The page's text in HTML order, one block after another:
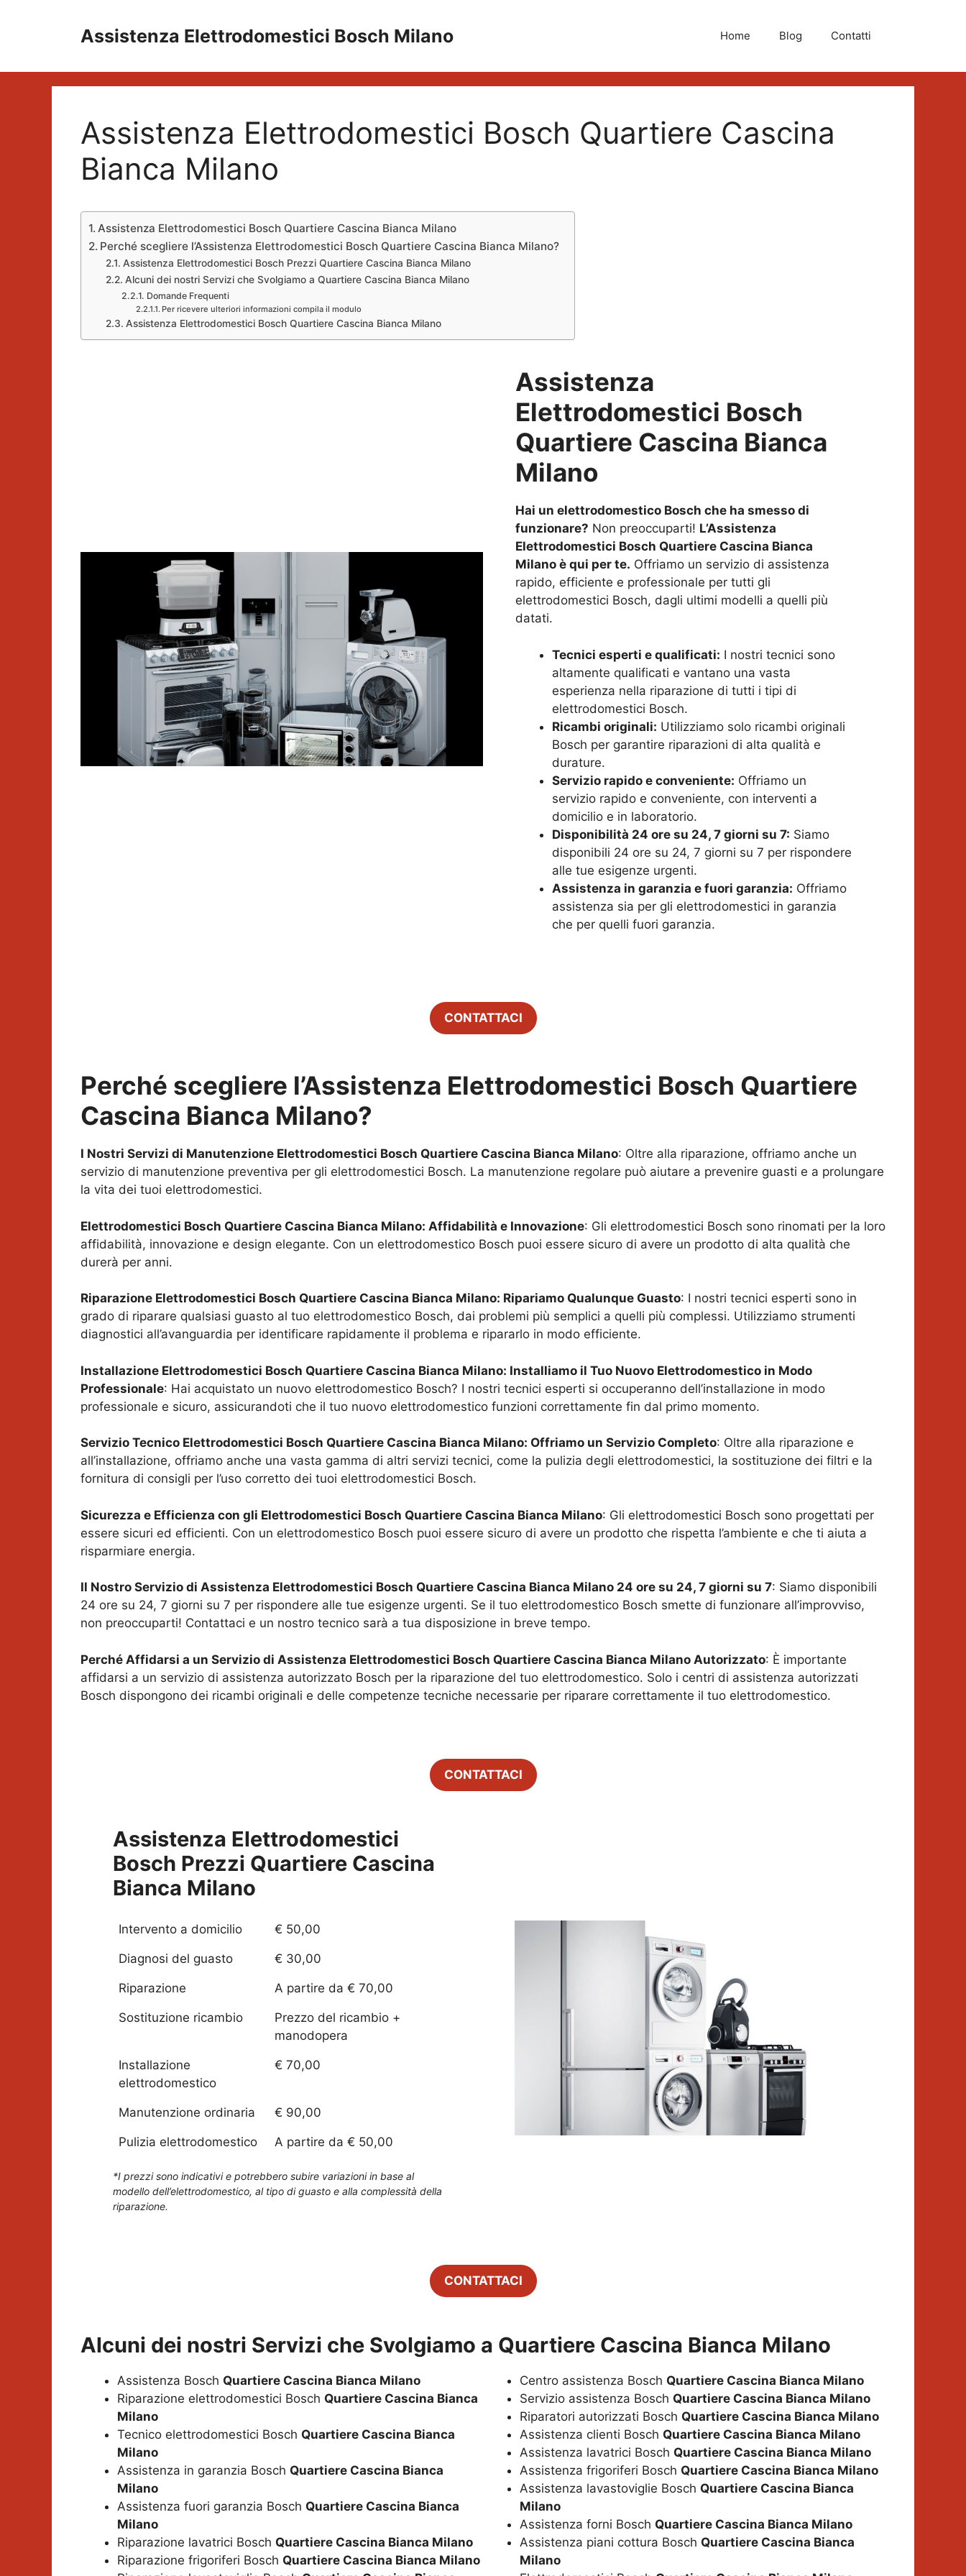
Assistenza Elettrodomestici Bosch Milano Home Blog Contatti
Assistenza Elettrodomestici Bosch Quartiere Cascina
Bianca Milano
Assistenza Elettrodomestici Bosch Quartiere Cascina Bianca Milano
Perché scegliere l’Assistenza Elettrodomestici Bosch Quartiere Cascina Bianca Milano?
Assistenza Elettrodomestici Bosch Prezzi Quartiere Cascina Bianca Milano
Alcuni dei nostri Servizi che Svolgiamo a Quartiere Cascina Bianca Milano
Domande Frequenti
Per ricevere ulteriori informazioni compila il modulo
Assistenza Elettrodomestici Bosch Quartiere Cascina Bianca Milano
Assistenza
Elettrodomestici Bosch
Quartiere Cascina Bianca
Milano
Hai un elettrodomestico Bosch che ha smesso di
funzionare? Non preoccuparti! L’Assistenza
Elettrodomestici Bosch Quartiere Cascina Bianca
Milano è qui per te. Offriamo un servizio di assistenza
rapido, efficiente e professionale per tutti gli
elettrodomestici Bosch, dagli ultimi modelli a quelli più
datati.
Tecnici esperti e qualificati: I nostri tecnici sono
altamente qualificati e vantano una vasta
esperienza nella riparazione di tutti i tipi di
elettrodomestici Bosch.
Ricambi originali: Utilizziamo solo ricambi originali
Bosch per garantire riparazioni di alta qualità e
durature.
Servizio rapido e conveniente: Offriamo un
servizio rapido e conveniente, con interventi a
domicilio e in laboratorio.
Disponibilità 24 ore su 24, 7 giorni su 7: Siamo
disponibili 24 ore su 24, 7 giorni su 7 per rispondere
alle tue esigenze urgenti.
Assistenza in garanzia e fuori garanzia: Offriamo
assistenza sia per gli elettrodomestici in garanzia
che per quelli fuori garanzia.
CONTATTACI
Perché scegliere l’Assistenza Elettrodomestici Bosch Quartiere
Cascina Bianca Milano?
I Nostri Servizi di Manutenzione Elettrodomestici Bosch Quartiere Cascina Bianca Milano: Oltre alla riparazione, offriamo anche un
servizio di manutenzione preventiva per gli elettrodomestici Bosch. La manutenzione regolare può aiutare a prevenire guasti e a prolungare
la vita dei tuoi elettrodomestici.
Elettrodomestici Bosch Quartiere Cascina Bianca Milano: Affidabilità e Innovazione: Gli elettrodomestici Bosch sono rinomati per la loro
affidabilità, innovazione e design elegante. Con un elettrodomestico Bosch puoi essere sicuro di avere un prodotto di alta qualità che
durerà per anni.
Riparazione Elettrodomestici Bosch Quartiere Cascina Bianca Milano: Ripariamo Qualunque Guasto: I nostri tecnici esperti sono in
grado di riparare qualsiasi guasto al tuo elettrodomestico Bosch, dai problemi più semplici a quelli più complessi. Utilizziamo strumenti
diagnostici all’avanguardia per identificare rapidamente il problema e ripararlo in modo efficiente.
Installazione Elettrodomestici Bosch Quartiere Cascina Bianca Milano: Installiamo il Tuo Nuovo Elettrodomestico in Modo
Professionale: Hai acquistato un nuovo elettrodomestico Bosch? I nostri tecnici esperti si occuperanno dell’installazione in modo
professionale e sicuro, assicurandoti che il tuo nuovo elettrodomestico funzioni correttamente fin dal primo momento.
Servizio Tecnico Elettrodomestici Bosch Quartiere Cascina Bianca Milano: Offriamo un Servizio Completo: Oltre alla riparazione e
all’installazione, offriamo anche una vasta gamma di altri servizi tecnici, come la pulizia degli elettrodomestici, la sostituzione dei filtri e la
fornitura di consigli per l’uso corretto dei tuoi elettrodomestici Bosch.
Sicurezza e Efficienza con gli Elettrodomestici Bosch Quartiere Cascina Bianca Milano: Gli elettrodomestici Bosch sono progettati per
essere sicuri ed efficienti. Con un elettrodomestico Bosch puoi essere sicuro di avere un prodotto che rispetta l’ambiente e che ti aiuta a
risparmiare energia.
Il Nostro Servizio di Assistenza Elettrodomestici Bosch Quartiere Cascina Bianca Milano 24 ore su 24, 7 giorni su 7: Siamo disponibili
24 ore su 24, 7 giorni su 7 per rispondere alle tue esigenze urgenti. Se il tuo elettrodomestico Bosch smette di funzionare all’improvviso,
non preoccuparti! Contattaci e un nostro tecnico sarà a tua disposizione in breve tempo.
Perché Affidarsi a un Servizio di Assistenza Elettrodomestici Bosch Quartiere Cascina Bianca Milano Autorizzato: È importante
affidarsi a un servizio di assistenza autorizzato Bosch per la riparazione del tuo elettrodomestico. Solo i centri di assistenza autorizzati
Bosch dispongono dei ricambi originali e delle competenze tecniche necessarie per riparare correttamente il tuo elettrodomestico.
CONTATTACI
Assistenza Elettrodomestici
Bosch Prezzi Quartiere Cascina
Bianca Milano
Intervento a domicilio € 50,00
Diagnosi del guasto € 30,00
Riparazione A partire da € 70,00
Sostituzione ricambio
Prezzo del ricambio +
manodopera
Installazione
elettrodomestico
€ 70,00
Manutenzione ordinaria € 90,00
Pulizia elettrodomestico A partire da € 50,00
*I prezzi sono indicativi e potrebbero subire variazioni in base al
modello dell’elettrodomestico, al tipo di guasto e alla complessità della
riparazione.
CONTATTACI
Alcuni dei nostri Servizi che Svolgiamo a Quartiere Cascina Bianca Milano
Assistenza Bosch Quartiere Cascina Bianca Milano
Riparazione elettrodomestici Bosch Quartiere Cascina Bianca
Milano
Tecnico elettrodomestici Bosch Quartiere Cascina Bianca
Milano
Assistenza in garanzia Bosch Quartiere Cascina Bianca
Milano
Assistenza fuori garanzia Bosch Quartiere Cascina Bianca
Milano
Riparazione lavatrici Bosch Quartiere Cascina Bianca Milano
Riparazione frigoriferi Bosch Quartiere Cascina Bianca Milano
Centro assistenza Bosch Quartiere Cascina Bianca Milano
Servizio assistenza Bosch Quartiere Cascina Bianca Milano
Riparatori autorizzati Bosch Quartiere Cascina Bianca Milano
Assistenza clienti Bosch Quartiere Cascina Bianca Milano
Assistenza lavatrici Bosch Quartiere Cascina Bianca Milano
Assistenza frigoriferi Bosch Quartiere Cascina Bianca Milano
Assistenza lavastoviglie Bosch Quartiere Cascina Bianca
Milano
Assistenza forni Bosch Quartiere Cascina Bianca Milano
Assistenza piani cottura Bosch Quartiere Cascina Bianca
Milano